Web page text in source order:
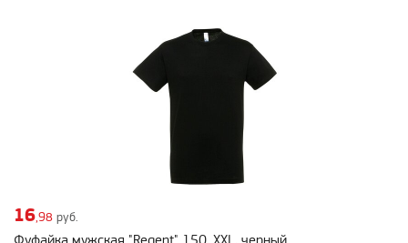
16,98 руб.